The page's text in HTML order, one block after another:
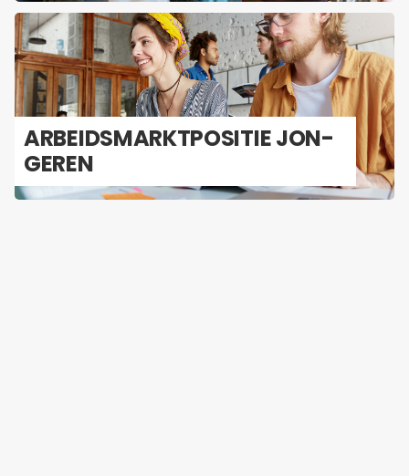
AR­BEIDS­MARKT­PO­SI­TIE JON­
GE­REN